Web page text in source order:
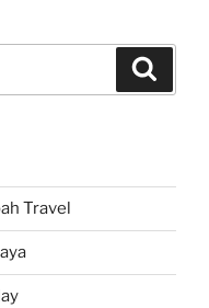
Travel